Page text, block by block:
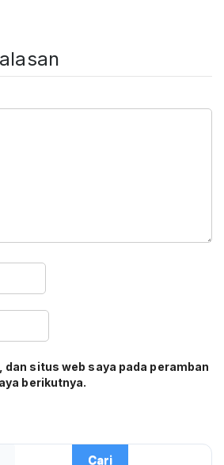
dan situs web saya pada peramban
berikutnya.